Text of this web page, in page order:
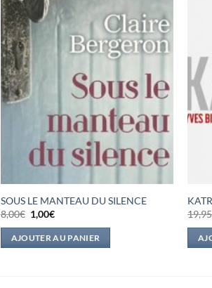
SOUS LE MANTEAU DU SILENCE
8,00€ Le
prix
initial
était :
1,00€Le
actuel
est :
AJOUTER AU PANIER
19,95